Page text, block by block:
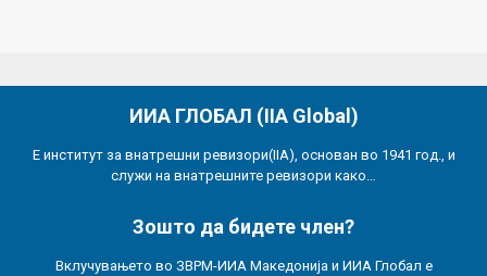
ИИА ГЛОБАЛ (IIA Global)
Е институт за внатрешни ревизори(IIA), основан во 1941 год., и
служи на внатрешните ревизори како…
Зошто да бидете член?
Вклучувањето во ЗВРМ-ИИА Македонија и ИИА Глобал е